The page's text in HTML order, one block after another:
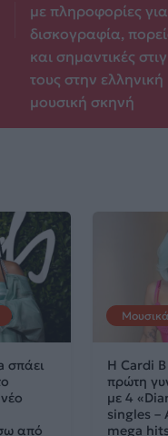
με πληροφορίες για
δισκογραφία,
και σημαντικές
τους στην ελληνική
μουσική σκηνή
σπάει
από
Η Cardi B
πρώτη
με 4
singles –
mega